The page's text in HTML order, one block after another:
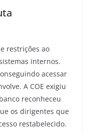
restrições ao
internos.
acessar
A COE exigiu
reconheceu
os dirigentes que
restabelecido.